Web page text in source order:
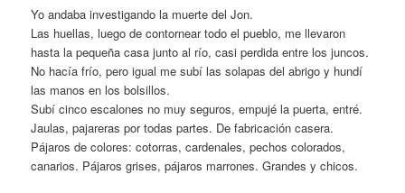
Yo andaba investigando la muerte del Jon.
Las huellas, luego de contornear todo el pueblo, me llevaron
hasta la pequeña casa junto al río, casi perdida entre los juncos.
No hacía frío, pero igual me subí las solapas del abrigo y hundí
las manos en los bolsillos.
Subí cinco escalones no muy seguros, empujé la puerta, entré.
Jaulas, pajareras por todas partes. De fabricación casera.
Pájaros de colores: cotorras, cardenales, pechos colorados,
canarios. Pájaros grises, pájaros marrones. Grandes y chicos.